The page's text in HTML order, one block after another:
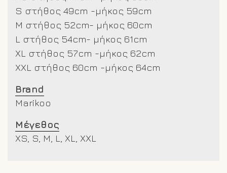
S στήθος 49cm -μήκος 59cm
M στήθος 52cm- μήκος 60cm
L στήθος 54cm- μήκος 61cm
XL στήθος 57cm -μήκος 62cm
XXL στήθος 60cm -μήκος 64cm
Brand
Marikoo
Μέγεθος
XS, S, M, L, XL, XXL